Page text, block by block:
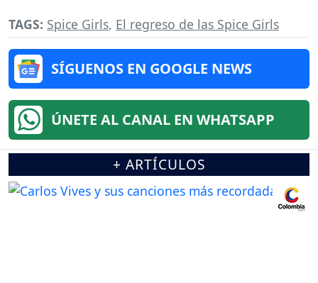
TAGS: Spice Girls, El regreso de las Spice Girls
SÍGUENOS EN GOOGLE NEWS
ÚNETE AL CANAL EN WHATSAPP
+ ARTÍCULOS